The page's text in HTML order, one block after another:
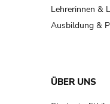
Lehrerinnen &
Ausbildung &
ÜBER UNS